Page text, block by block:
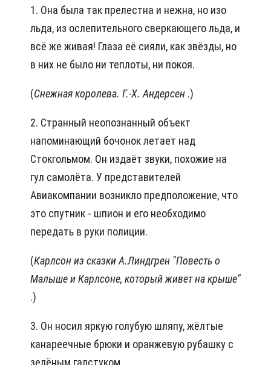
1. Она была так прелестна и нежна, но изо
льда, из ослепительного сверкающего льда, и
всё же живая! Глаза её сияли, как звёзды, но
в них не было ни теплоты, ни покоя.
(Снежная королева. Г.-Х. Андерсен .)
2. Странный неопознанный объект
напоминающий бочонок летает над
Стокгольмом. Он издаёт звуки, похожие на
гул самолёта. У представителей
Авиакомпании возникло предположение, что
это спутник - шпион и его необходимо
передать в руки полиции.
(Карлсон из сказки А.Линдгрен "Повесть о
Малыше и Карлсоне, который живет на крыше"
.)
3. Он носил яркую голубую шляпу, жёлтые
канареечные брюки и оранжевую рубашку с
зелёным галстуком.